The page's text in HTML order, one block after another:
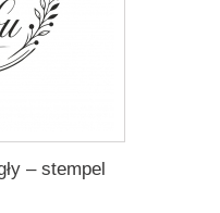
– stempel